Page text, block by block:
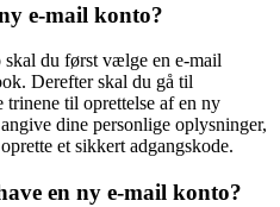
e-mail konto?
skal du først vælge en e-mail
Derefter skal du gå til
trinene til oprettelse af en ny
dine personlige oplysninger,
et sikkert adgangskode.
en ny e-mail konto?